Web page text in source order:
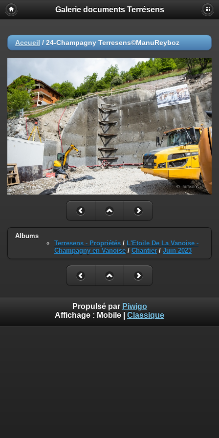
Galerie documents Terrésens
Accueil / 24-Champagny Terresens©ManuReyboz
Albums
Terresens - Propriétés / L'Etoile De La Vanoise -
Champagny en Vanoise / Chantier / Juin 2023
Propulsé par Piwigo
Affichage : Mobile Classique